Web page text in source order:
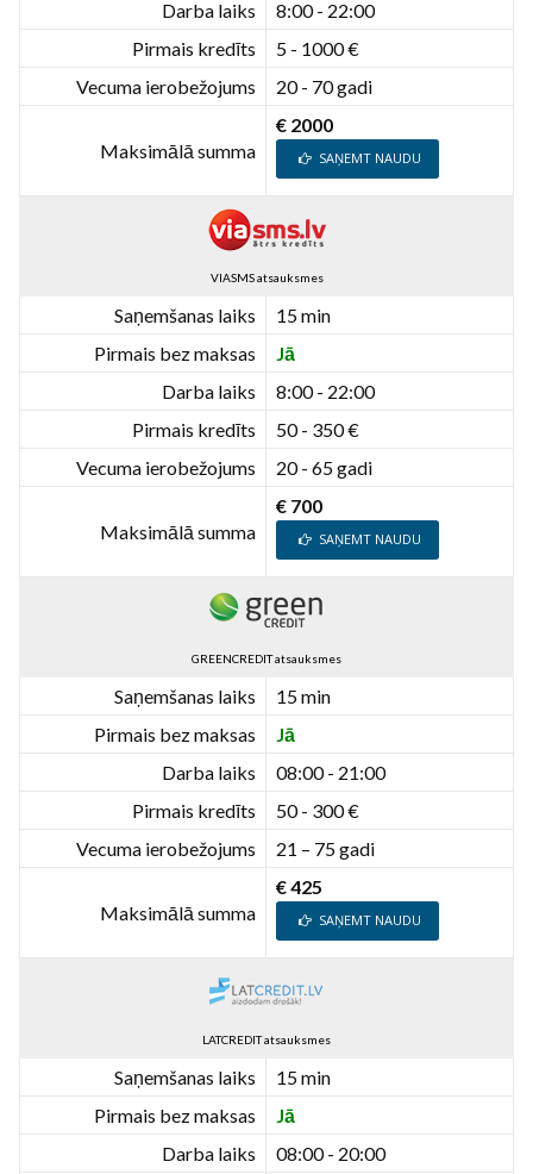
Darba laiks
8:00 - 22:00
Pirmais kredīts
5 - 1000 €
Vecuma ierobežojums
20 - 70 gadi
Maksimālā summa
€ 2000
SAŅEMT NAUDU
VIASMS atsauksmes
Saņemšanas laiks
15 min
Pirmais bez maksas
Jā
Darba laiks
8:00 - 22:00
Pirmais kredīts
50 - 350 €
Vecuma ierobežojums
20 - 65 gadi
Maksimālā summa
€ 700
SAŅEMT NAUDU
GREENCREDIT atsauksmes
Saņemšanas laiks
15 min
Pirmais bez maksas
Jā
Darba laiks
08:00 - 21:00
Pirmais kredīts
50 - 300 €
Vecuma ierobežojums
21 – 75 gadi
Maksimālā summa
€ 425
SAŅEMT NAUDU
LATCREDIT atsauksmes
Saņemšanas laiks
15 min
Pirmais bez maksas
Jā
Darba laiks
08:00 - 20:00